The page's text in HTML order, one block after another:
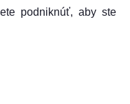
podniknúť, aby ste